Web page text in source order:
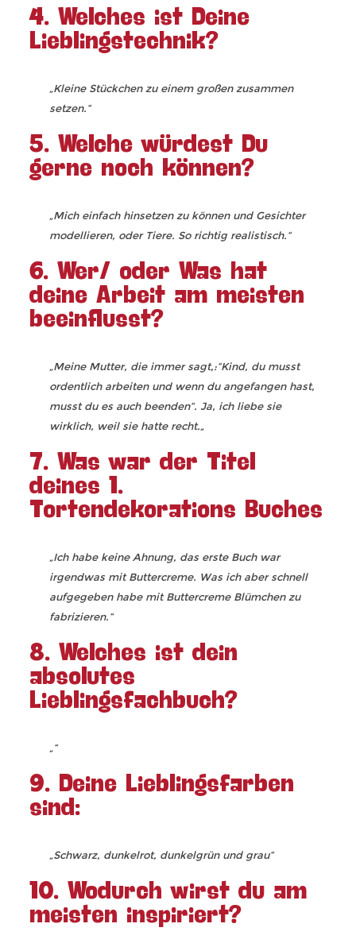
4. Welches ist Deine
Lieblingstechnik?
„Kleine Stückchen zu einem großen zusammen
setzen.“
5. Welche würdest Du
gerne noch können?
„Mich einfach hinsetzen zu können und Gesichter
modellieren, oder Tiere. So richtig realistisch.“
6. Wer/ oder Was hat
deine Arbeit am meisten
beeinflusst?
„Meine Mutter, die immer sagt,:“Kind, du musst
ordentlich arbeiten und wenn du angefangen hast,
musst du es auch beenden“. Ja, ich liebe sie
wirklich, weil sie hatte recht.„
7. Was war der Titel
deines 1.
Tortendekorations Buches
„Ich habe keine Ahnung, das erste Buch war
irgendwas mit Buttercreme. Was ich aber schnell
aufgegeben habe mit Buttercreme Blümchen zu
fabrizieren.“
8. Welches ist dein
absolutes
Lieblingsfachbuch?
„“
9. Deine Lieblingsfarben
sind:
„Schwarz, dunkelrot, dunkelgrün und grau“
10. Wodurch wirst du am
meisten inspiriert?